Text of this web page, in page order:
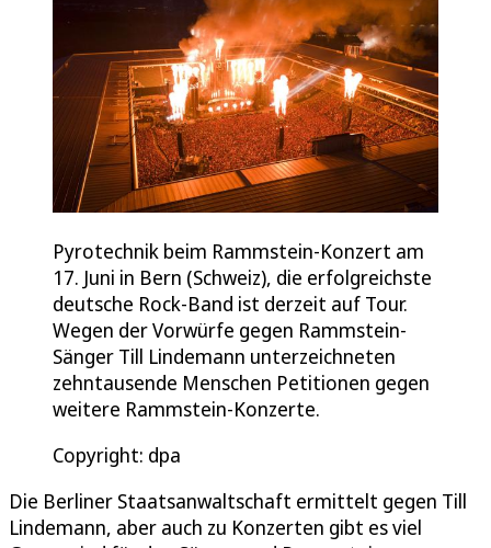
Pyrotechnik beim Rammstein-Konzert am
17. Juni in Bern (Schweiz), die erfolgreichste
deutsche Rock-Band ist derzeit auf Tour.
Wegen der Vorwürfe gegen Rammstein-
Sänger Till Lindemann unterzeichneten
zehntausende Menschen Petitionen gegen
weitere Rammstein-Konzerte.
Copyright: dpa
Die Berliner Staatsanwaltschaft ermittelt gegen Till
Lindemann, aber auch zu Konzerten gibt es viel